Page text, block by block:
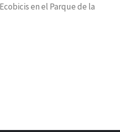
en el Parque de la